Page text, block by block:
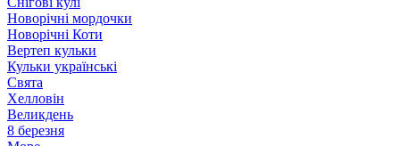
Новорічні мордочки
Новорічні Коти
Вертеп кульки
Кульки українські
Свята
Хелловін
Великдень
8 березня